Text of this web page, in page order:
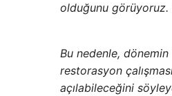
olduğunu görüyoruz.
Bu nedenle, dönemin
restorasyon
açılabileceğini